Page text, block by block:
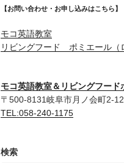
【お問い合わせ・お申し込みはこちら】
モコ英語教室
リビングフード ポミエール（
モコ英語教室＆リビングフード
〒500-8131岐阜市月ノ会町2-
TEL:058-240-1175
検索